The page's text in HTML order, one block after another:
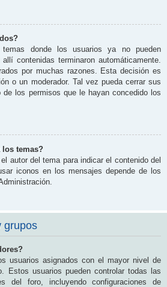
temas donde los usuarios ya no pueden
contenidas terminaron automáticamente.
por muchas razones. Esta decisión es
o un moderador. Tal vez pueda cerrar sus
de los permisos que le hayan concedido los
los temas?
autor del tema para indicar el contenido del
iconos en los mensajes depende de los
grupos
usuarios asignados con el mayor nivel de
Estos usuarios pueden controlar todas las
del foro, incluyendo configuraciones de